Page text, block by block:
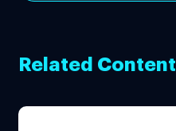
Related Content